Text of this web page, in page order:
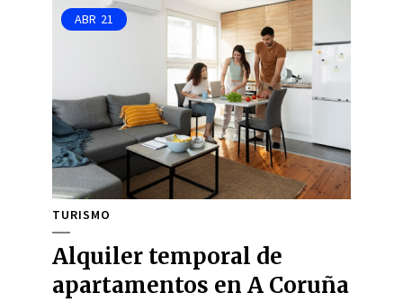
ABR 21
TURISMO
Alquiler temporal de
apartamentos en A Coruña